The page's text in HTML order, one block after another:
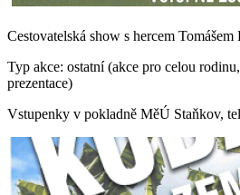
Cestovatelská show s hercem Tomášem
Typ akce: ostatní (akce pro celou
prezentace)
Vstupenky v pokladně MěÚ Staňkov,